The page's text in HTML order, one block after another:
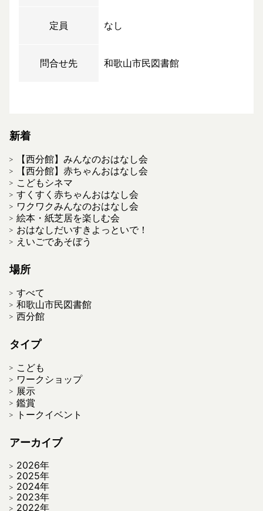
定員 なし
問合せ先 和歌山市民図書館
新着
【西分館】みんなのおはなし会
【西分館】赤ちゃんおはなし会
こどもシネマ
すくすく赤ちゃんおはなし会
ワクワクみんなのおはなし会
絵本・紙芝居を楽しむ会
おはなしだいすきよっといで！
えいごであそぼう
場所
すべて
和歌山市民図書館
西分館
タイプ
こども
ワークショップ
展示
鑑賞
トークイベント
アーカイブ
2026年
2025年
2024年
2023年
2022年